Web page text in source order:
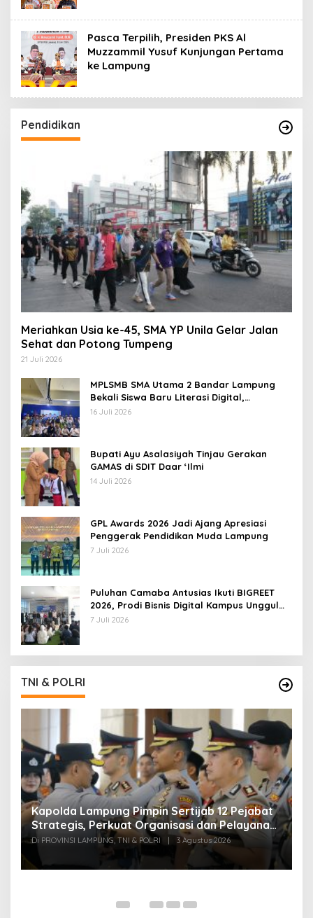
Pasca Terpilih, Presiden PKS Al
Muzzammil Yusuf Kunjungan Pertama
ke Lampung
Pendidikan
Meriahkan Usia ke-45, SMA YP Unila Gelar Jalan
Sehat dan Potong Tumpeng
21 Juli 2026
MPLSMB SMA Utama 2 Bandar Lampung
Bekali Siswa Baru Literasi Digital,
Jurnalistik, dan Etika Bermedia Sosial
16 Juli 2026
Bupati Ayu Asalasiyah Tinjau Gerakan
GAMAS di SDIT Daar ‘Ilmi
14 Juli 2026
GPL Awards 2026 Jadi Ajang Apresiasi
Penggerak Pendidikan Muda Lampung
7 Juli 2026
Puluhan Camaba Antusias Ikuti BIGREET
2026, Prodi Bisnis Digital Kampus Unggul
IIB Darmajaya Hadirkan Deretan
7 Juli 2026
TNI & POLRI
Kapolda Lampung Pimpin Sertijab 12 Pejabat
Strategis, Perkuat Organisasi dan Pelayanan
Polri Presisi
Di PROVINSI LAMPUNG, TNI & POLRI 3 Agustus 2026